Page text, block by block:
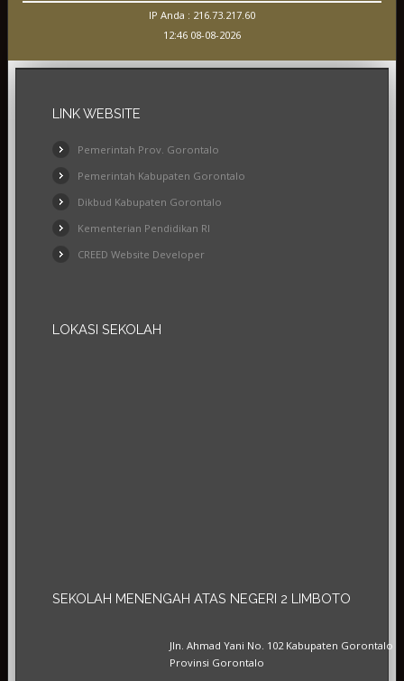
ARE REQUIRED.
IP Anda : 216.73.217.60
12:46 08-08-2026
LINKWEBSITE
Pemerintah Prov. Gorontalo
Pemerintah Kabupaten Gorontalo
Dikbud Kabupaten Gorontalo
Kementerian Pendidikan RI
CREED Website Developer
LOKASI SEKOLAH
SEKOLAH MENENGAH ATAS NEGERI 2 LIMBOTO
Jln. Ahmad Yani No. 102 Kabupaten Gorontalo
Provinsi Gorontalo